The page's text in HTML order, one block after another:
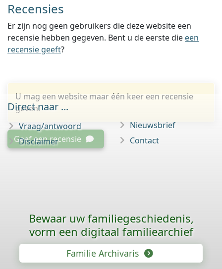
Recensies
Er zijn nog geen gebruikers die deze website een
recensie hebben gegeven. Bent u de eerste die een
recensie geeft?
U mag een website maar één keer een recensie
geven.
Geef een recensie
Direct naar ...
Vraag/antwoord
Disclaimer
Nieuwsbrief
Contact
Bewaar uw familie­geschiedenis,
vorm een digitaal familiearchief
Familie Archivaris